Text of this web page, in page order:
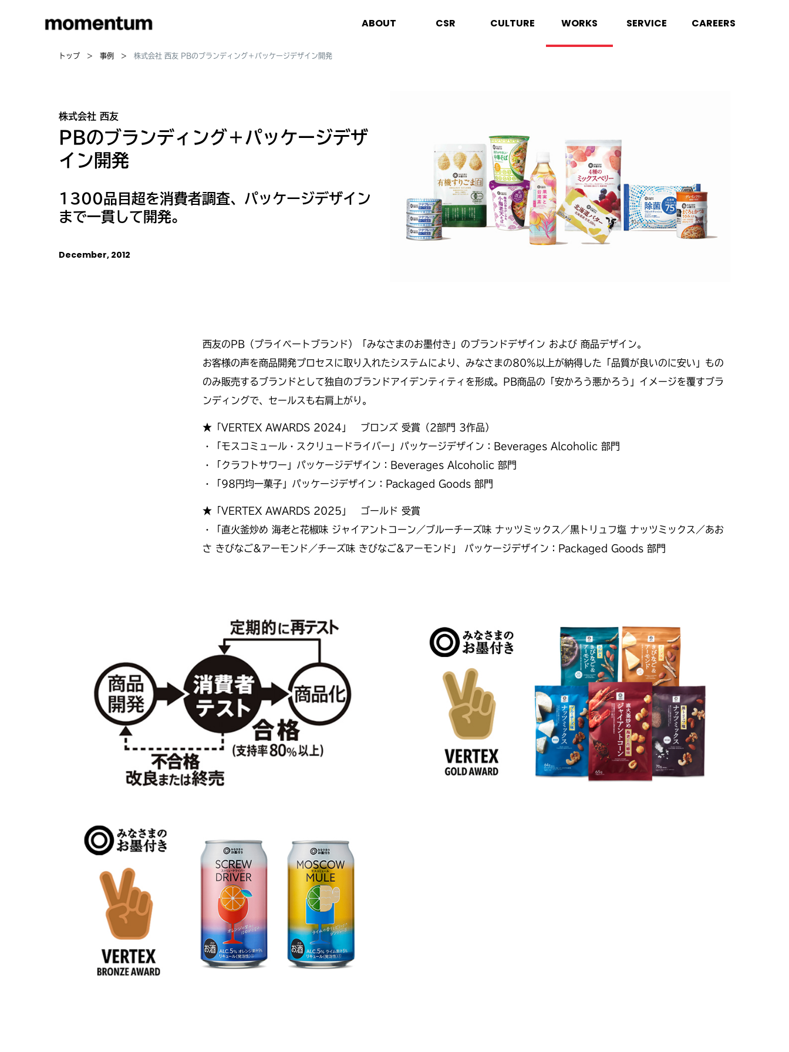
ABOUT CSR CULTURE WORKS SERVICE CAREERS
トップ 事例 株式会社 西友 PBのブランディング＋パッケージデザイン開発
株式会社 西友
PBのブランディング＋パッケージデザ
イン開発
1300品目超を消費者調査、パッケージデザイン
まで一貫して開発。
December, 2012
西友のPB（プライベートブランド）「みなさまのお墨付き」のブランドデザイン および 商品デザイン。
お客様の声を商品開発プロセスに取り入れたシステムにより、みなさまの80%以上が納得した「品質が良いのに安い」もの
のみ販売するブランドとして独自のブランドアイデンティティを形成。PB商品の「安かろう悪かろう」イメージを覆すブラ
ンディングで、セールスも右肩上がり。
★「VERTEX AWARDS 2024」 ブロンズ 受賞（2部門 3作品）
・「モスコミュール・スクリュードライバー」パッケージデザイン：Beverages Alcoholic 部門
・「クラフトサワー」パッケージデザイン：Beverages Alcoholic 部門
・「98円均一菓子」パッケージデザイン：Packaged Goods 部門
★「VERTEX AWARDS 2025」 ゴールド 受賞
・「直火釜炒め 海老と花椒味 ジャイアントコーン／ブルーチーズ味 ナッツミックス／黒トリュフ塩 ナッツミックス／あお
さ きびなご&アーモンド／チーズ味 きびなご&アーモンド」 パッケージデザイン：Packaged Goods 部門